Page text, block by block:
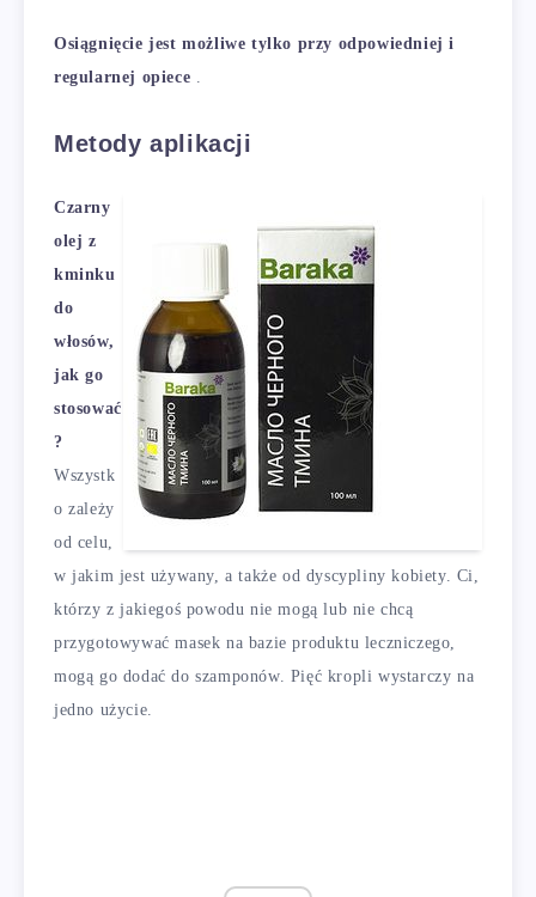
Osiągnięcie jest możliwe tylko przy odpowiedniej i
regularnej opiece .
Metody aplikacji
Czarny
olej z
kminku
do
włosów,
jak go
stosować
?
Wszystk
o zależy
od celu,
w jakim jest używany, a także od dyscypliny kobiety. Ci,
którzy z jakiegoś powodu nie mogą lub nie chcą
przygotowywać masek na bazie produktu leczniczego,
mogą go dodać do szamponów. Pięć kropli wystarczy na
jedno użycie.